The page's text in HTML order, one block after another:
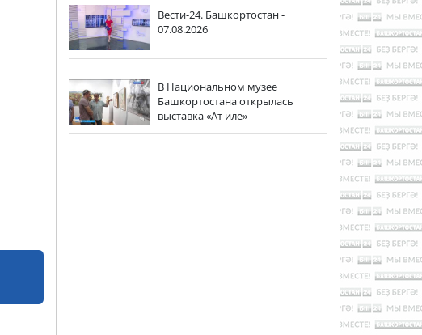
Вести-24. Башкортостан -
07.08.2026
В Национальном музее
Башкортостана открылась
выставка «Ат иле»